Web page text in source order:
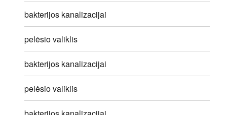
bakterijos kanalizacijai
pelėsio valiklis
bakterijos kanalizacijai
pelėsio valiklis